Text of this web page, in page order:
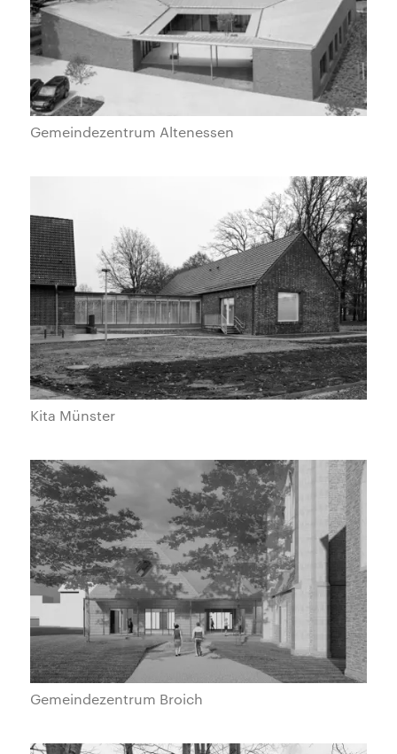
Gemeindezentrum Altenessen
Kita Münster
Gemeindezentrum Broich